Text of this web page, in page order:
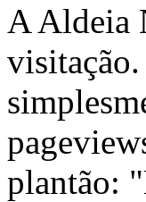
A Aldeia
plantão: